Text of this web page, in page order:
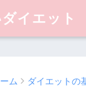
イエット
ム ダイエットの